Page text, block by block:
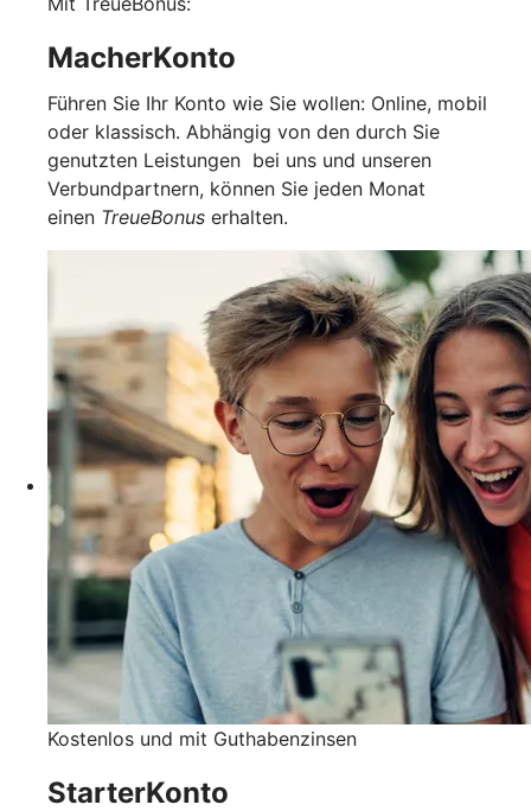
MacherKonto
Führen Sie Ihr Konto wie Sie wollen: Online, mobil
oder klassisch. Abhängig von den durch Sie
genutzten Leistungen bei uns und unseren
Verbundpartnern, können Sie jeden Monat
einen TreueBonus erhalten.
Kostenlos und mit Guthabenzinsen
StarterKonto